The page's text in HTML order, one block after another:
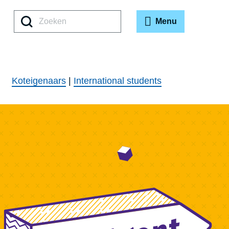
Zoeken
Menu
Koteigenaars International students